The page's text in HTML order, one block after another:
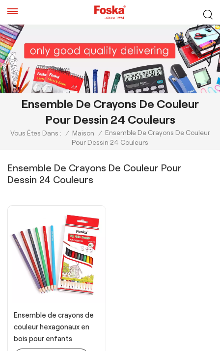
Ensemble De Crayons De Couleur
Pour Dessin 24 Couleurs
Vous Êtes Dans : / Maison / Ensemble De Crayons De Couleur
Pour Dessin 24 Couleurs
Ensemble De Crayons De Couleur Pour
Dessin 24 Couleurs
Ensemble de crayons de
couleur hexagonaux en
bois pour enfants